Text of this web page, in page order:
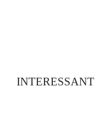
INTERESSANT